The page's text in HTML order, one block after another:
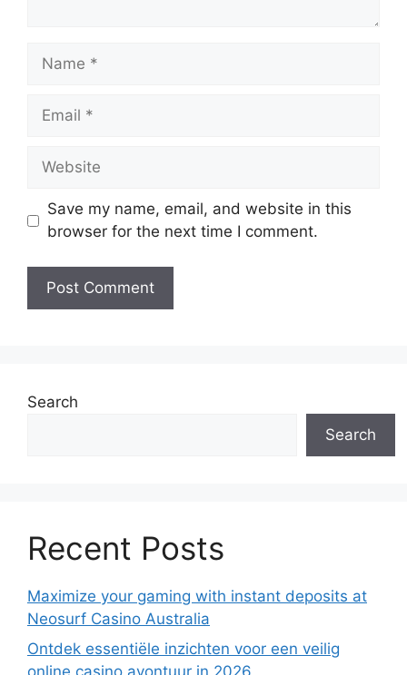
Save my name, email, and website in this
browser for the next time I comment.
Search
Search
Recent Posts
Maximize your gaming with instant deposits at
Neosurf Casino Australia
Ontdek essentiële inzichten voor een veilig
online casino avontuur in 2026